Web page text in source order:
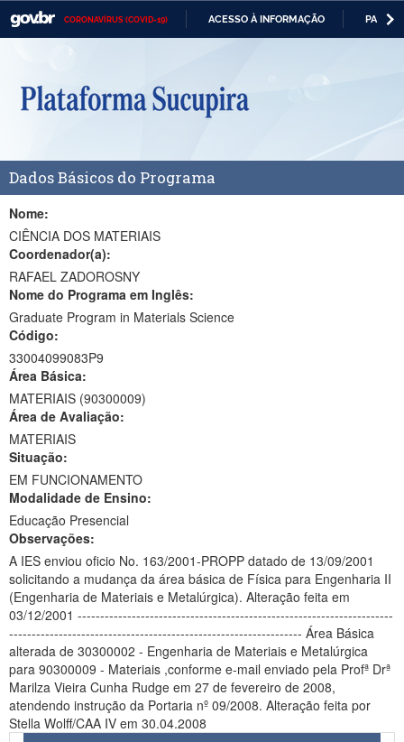
CORONAVÍRUS (COVID-19) ACESSO À INFORMAÇÃO
Casa Civil
Ministério da Defesa
Ministério da Economia
Ministério da Infraestrutura
Ministério da Educação
Ministério da Cidadania
Ministério da Saúde
Ministério da Ciência, Tecnologia, Inovações e Comunicações
Ministério do Meio Ambiente
Ministério do Turismo
Ministério do Desenvolvimento Regional
Ministério da Mulher, da Família e dos Direitos Humanos
Secretaria de Governo
Gabinete de Segurança Institucional
Dados Básicos do Programa
Nome:
CIÊNCIA DOS MATERIAIS
Coordenador(a):
RAFAEL ZADOROSNY
Nome do Programa em Inglês:
Graduate Program in Materials Science
Código:
33004099083P9
Área Básica:
MATERIAIS (90300009)
Área de Avaliação:
MATERIAIS
Situação:
EM FUNCIONAMENTO
Modalidade de Ensino:
Educação Presencial
Observações:
A IES enviou oficio No. 163/2001-PROPP datado de 13/09/2001
solicitando a mudança da área básica de Física para Engenharia II
(Engenharia de Materiais e Metalúrgica). Alteração feita em
03/12/2001 ----------------------------------------------------------------------
----------------------------------------------------------------- Área Básica
alterada de 30300002 - Engenharia de Materiais e Metalúrgica
para 90300009 - Materiais ,conforme e-mail enviado pela Profª Drª
Marilza Vieira Cunha Rudge em 27 de fevereiro de 2008,
atendendo instrução da Portaria nº 09/2008. Alteração feita por
Stella Wolff/CAA IV em 30.04.2008